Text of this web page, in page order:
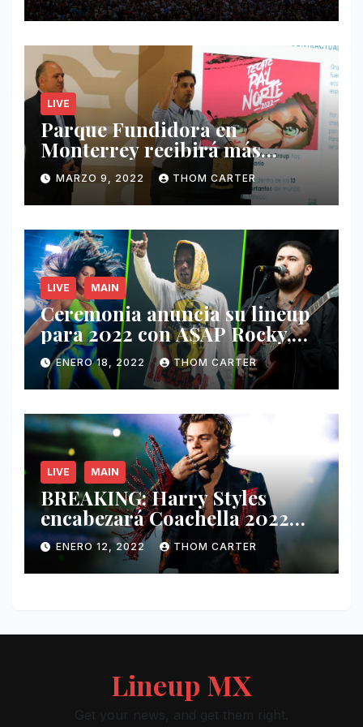
LIVE
Parque Fundidora en
Monterrey recibirá más
ingresos por festivales de
Música.
MARZO 9, 2022 THOM CARTER
LIVE MAIN
Ceremonia anuncia su lineup
para 2022 con A$AP Rocky,
Nathy Peluso, Noah Pino Palo
y más.
ENERO 18, 2022 THOM CARTER
LIVE MAIN
BREAKING: Harry Styles
encabezará Coachella 2022
junto a Kanye West y Billie
Eilish.
ENERO 12, 2022 THOM CARTER
Lineup MX
Get your news, and get them right.